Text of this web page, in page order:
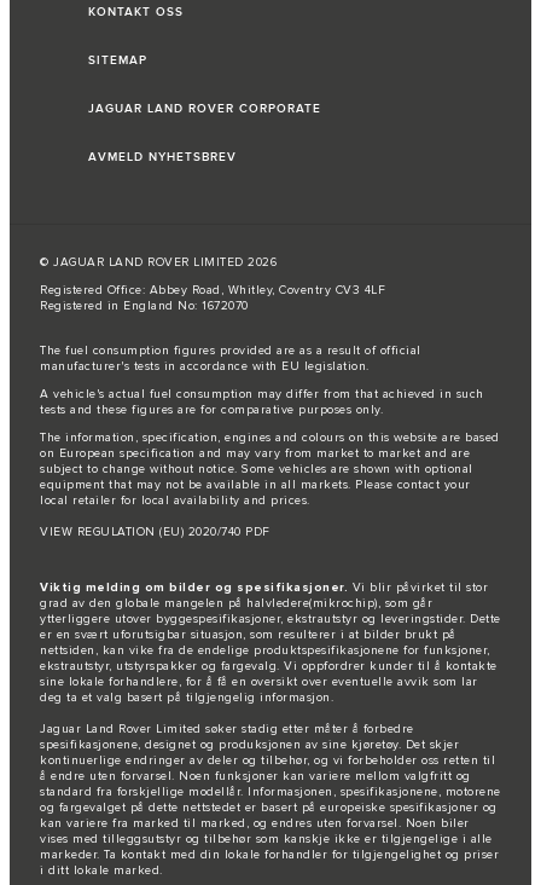
KONTAKT OSS
SITEMAP
JAGUAR LAND ROVER CORPORATE
AVMELD NYHETSBREV
© JAGUAR LAND ROVER LIMITED 2026
Registered Office: Abbey Road, Whitley, Coventry CV3 4LF
Registered in England No: 1672070
The fuel consumption figures provided are as a result of official
manufacturer's tests in accordance with EU legislation.
A vehicle's actual fuel consumption may differ from that achieved in such
tests and these figures are for comparative purposes only.
The information, specification, engines and colours on this website are based
on European specification and may vary from market to market and are
subject to change without notice. Some vehicles are shown with optional
equipment that may not be available in all markets. Please contact your
local retailer for local availability and prices.
VIEW REGULATION (EU) 2020/740 PDF
Viktig melding om bilder og spesifikasjoner. Vi blir påvirket til stor
grad av den globale mangelen på halvledere(mikrochip), som går
ytterliggere utover byggespesifikasjoner, ekstrautstyr og leveringstider. Dette
er en svært uforutsigbar situasjon, som resulterer i at bilder brukt på
nettsiden, kan vike fra de endelige produktspesifikasjonene for funksjoner,
ekstrautstyr, utstyrspakker og fargevalg. Vi oppfordrer kunder til å kontakte
sine lokale forhandlere, for å få en oversikt over eventuelle avvik som lar
deg ta et valg basert på tilgjengelig informasjon.
Jaguar Land Rover Limited søker stadig etter måter å forbedre
spesifikasjonene, designet og produksjonen av sine kjøretøy. Det skjer
kontinuerlige endringer av deler og tilbehør, og vi forbeholder oss retten til
å endre uten forvarsel. Noen funksjoner kan variere mellom valgfritt og
standard fra forskjellige modellår. Informasjonen, spesifikasjonene, motorene
og fargevalget på dette nettstedet er basert på europeiske spesifikasjoner og
kan variere fra marked til marked, og endres uten forvarsel. Noen biler
vises med tilleggsutstyr og tilbehør som kanskje ikke er tilgjengelige i alle
markeder. Ta kontakt med din lokale forhandler for tilgjengelighet og priser
i ditt lokale marked.